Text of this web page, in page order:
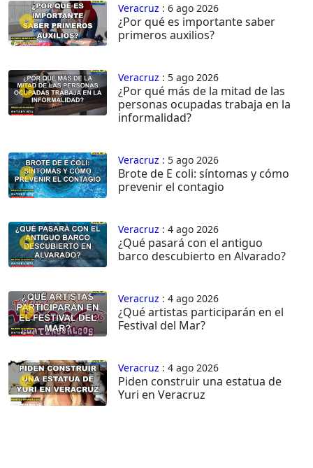
Veracruz : 6 ago 2026
¿Por qué es importante saber
primeros auxilios?
Veracruz : 5 ago 2026
¿Por qué más de la mitad de las
personas ocupadas trabaja en la
informalidad?
Veracruz : 5 ago 2026
Brote de E coli: síntomas y cómo
prevenir el contagio
Veracruz : 4 ago 2026
¿Qué pasará con el antiguo
barco descubierto en Alvarado?
Veracruz : 4 ago 2026
¿Qué artistas participarán en el
Festival del Mar?
Veracruz : 4 ago 2026
Piden construir una estatua de
Yuri en Veracruz